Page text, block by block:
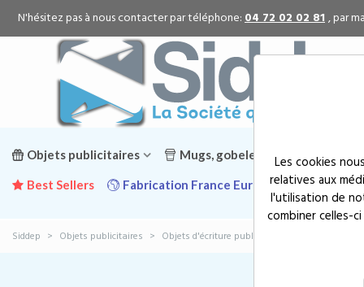
Les cookies
relatives aux
l'utilisation de
combiner celles-
N'hésitez pas à nous contacter par téléphone:04 72 02 02 81, par
Objets publicitaires Mugs, gobelets & gourdes
Best Sellers Fabrication France Europe
Siddep > Objets publicitaires > Objets d'écriture publicitaires